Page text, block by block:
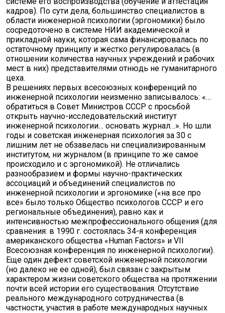
кадров). По сути дела, большинство специалистов в
области инженерной психологии (эргономики) было
сосредоточено в системе НИИ академической и
прикладной науки, которая сама финансировалась по
остаточному принципу и жестко регулировалась (в
отношении количества научных учреждений и рабочих
мест в них) представителями отнюдь не гуманитарного
цеха.
В решениях первых всесоюзных конференций по
инженерной психологии неизменно записывалось: «…
обратиться в Совет Министров СССР с просьбой
открыть научно-исследовательский институт
инженерной психологии… основать журнал…». Но шли
годы и советская инженерная психология за 30 с
лишним лет не обзавелась ни специализированным
институтом, ни журналом (в принципе то же самое
происходило и с эргономикой). Не отличались
разнообразием и формы научно-практических
ассоциаций и объединений специалистов по
инженерной психологии и эргономике («на все про
все» было только Общество психологов СССР и его
региональные объединения), равно как и
интенсивностью межпрофессионального общения (для
сравнения: в 1990 г. состоялась 34-я конференция
американского общества «Human Factors» и VII
Всесоюзная конференция по инженерной психологии).
Еще один дефект советской инженерной психологии
(но далеко не ее одной), был связан с закрытым
характером жизни советского общества на протяжении
почти всей истории его существования. Отсутствие
реального международного сотрудничества (в
частности, участия в работе международных научных